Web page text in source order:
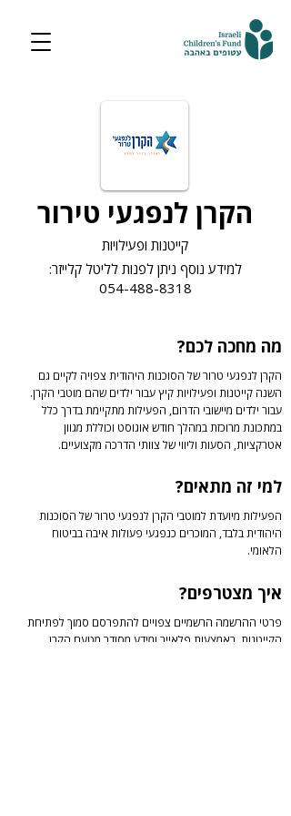
הקרן לנפגעי טירור
קייטנות ופעילויות
למידע נוסף ניתן לפנות לליטל קלייזר:
054-488-8318
מה מחכה לכם?
הקרן לנפגעי טרור של הסוכנות היהודית צפויה לקיים גם
השנה קייטנות ופעילויות קיץ עבור ילדים שהם מוטבי הקרן.
עבור ילדים מיישובי הדרום, הפעילות מתקיימת בדרך כלל
במתכונת מרוכזת במהלך חודש אוגוסט וכוללת מגוון
אטרקציות, הסעות וליווי של צוותי הדרכה מקצועיים.
למי זה מתאים?
הפעילות מיועדת למוטבי הקרן לנפגעי טרור של הסוכנות
היהודית בלבד, המוכרים כנפגעי פעולות איבה בביטוח
הלאומי.
איך מצטרפים?
פרטי ההרשמה הרשמיים צפויים להתפרסם סמוך לפתיחת
הקייטנות, באמצעות פלאייר ומידע מסודר מטעם הקרן